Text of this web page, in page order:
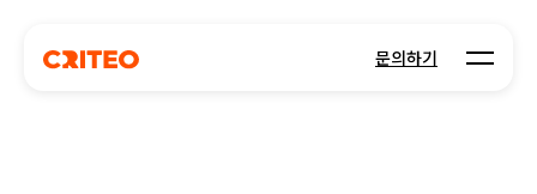
문의하기 Open